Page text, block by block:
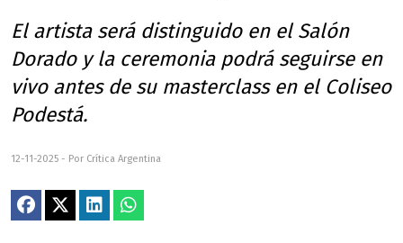
El artista será distinguido en el Salón
Dorado y la ceremonia podrá seguirse en
vivo antes de su masterclass en el Coliseo
Podestá.
12-11-2025 - Por Crítica Argentina